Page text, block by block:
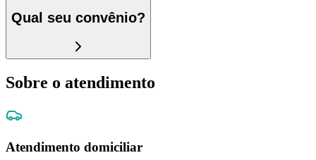
Qual seu convênio?
Sobre o atendimento
Atendimento domiciliar